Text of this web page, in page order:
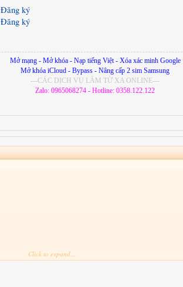
Đăng ký
Đăng ký
Mở mạng - Mở khóa - Nạp tiếng Việt - Xóa xác minh Google
Mở khóa iCloud - Bypass - Nâng cấp 2 sim Samsung
---CÁC DỊCH VỤ LÀM TỪ XA ONLINE---
Zalo: 0965068274 - Hotline: 0358.122.122
Click to expand...